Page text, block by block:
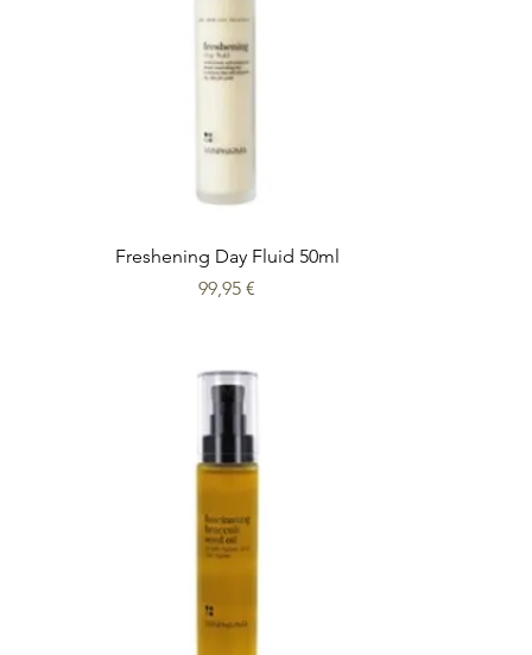
Freshening Day Fluid 50ml
Prix
99,95 €